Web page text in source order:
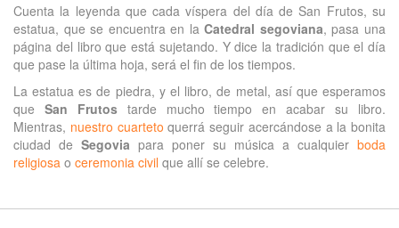
Cuenta la leyenda que cada víspera del día de San Frutos, su
estatua, que se encuentra en laCatedral segoviana, pasa una
página del libro que está sujetando. Y dice la tradición que el día
que pase la última hoja, será el fin de los tiempos.
La estatua es de piedra, y el libro, de metal, así que esperamos
que San Frutostarde mucho tiempo en acabar su libro.
Mientras, nuestro cuarteto querrá seguir acercándose a la bonita
ciudad de Segovia para poner su música a cualquier boda
religiosa o ceremonia civil que allí se celebre.